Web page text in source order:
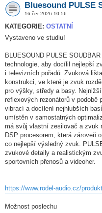
Bluesound PULSE
16 čer 2026 10:56
KATEGORIE: OSTATNÍ
Vystaveno ve studiu!
BLUESOUND PULSE
technologie, aby docílil nejlepší
i televizních pořadů. Zvuková
konstrukci, ve které je zvuk
pro výšky, středy a basy.
reflexových rezonátorů v podobě
vibrací a docílení nejhlubších
umístěn v samostatných
má svůj vlastní zesilovač a zvuk
DSP procesorem, která zároveň
co nejlepší výsledný zvuk.
zvukové detaily a realistickým
sportovních přenosů a videoher.
https://www.rodel-audio.cz/
Možnost poslechu